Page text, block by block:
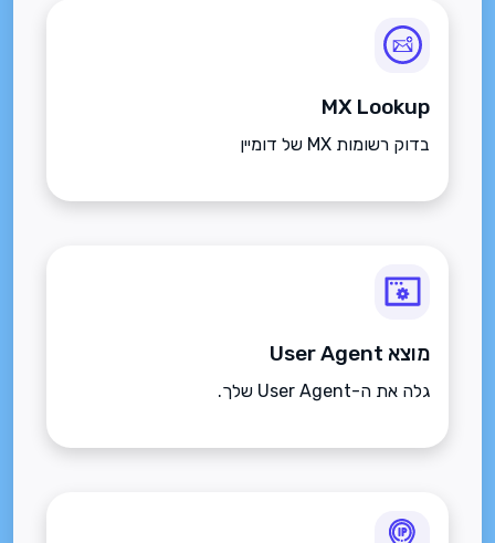
MX Lookup
בדוק רשומות MX של דומיין
מוצא User Agent
גלה את ה-User Agent שלך.